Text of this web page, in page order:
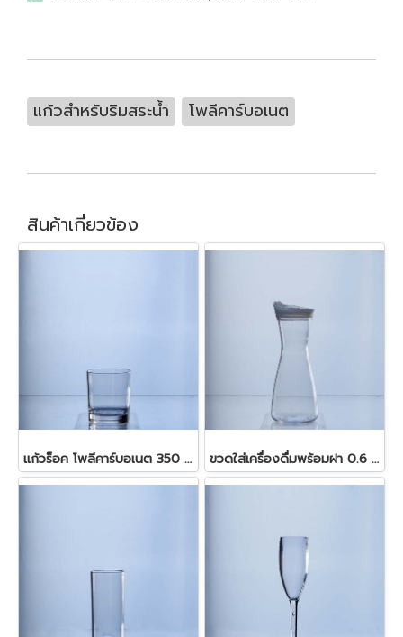
แก้วสำหรับริมสระน้ำ โพลีคาร์บอเนต
สินค้าเกี่ยวข้อง
แก้วร็อค โพลีคาร์บอเนต 350 มล. ขวดใส่เครื่องดื่มพร้อมฝา 0.6 ลิตร